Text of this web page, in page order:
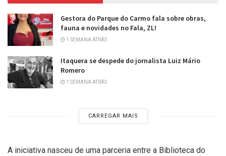
Gestora do Parque do Carmo fala sobre obras,
fauna e novidades no Fala, ZL!
1 SEMANA ATRÁS
Itaquera se despede do jornalista Luiz Mário
Romero
1 SEMANA ATRÁS
CARREGAR MAIS
A iniciativa nasceu de uma parceria entre a Biblioteca do